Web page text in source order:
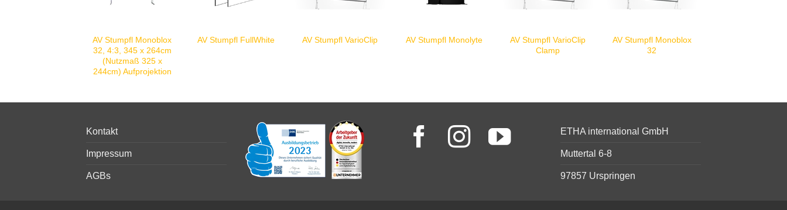
AV Stumpfl Monoblox
32, 4:3, 345 x 264cm
(Nutzmaß 325 x
244cm) Aufprojektion
AV Stumpfl FullWhite AV Stumpfl VarioClip AV Stumpfl Monolyte
AV Stumpfl VarioClip
Clamp
AV Stumpfl Monoblox
32
Kontakt
Impressum
AGBs
ETHA international GmbH
Muttertal 6-8
97857 Urspringen